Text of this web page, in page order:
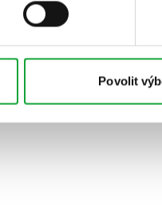
Povolit